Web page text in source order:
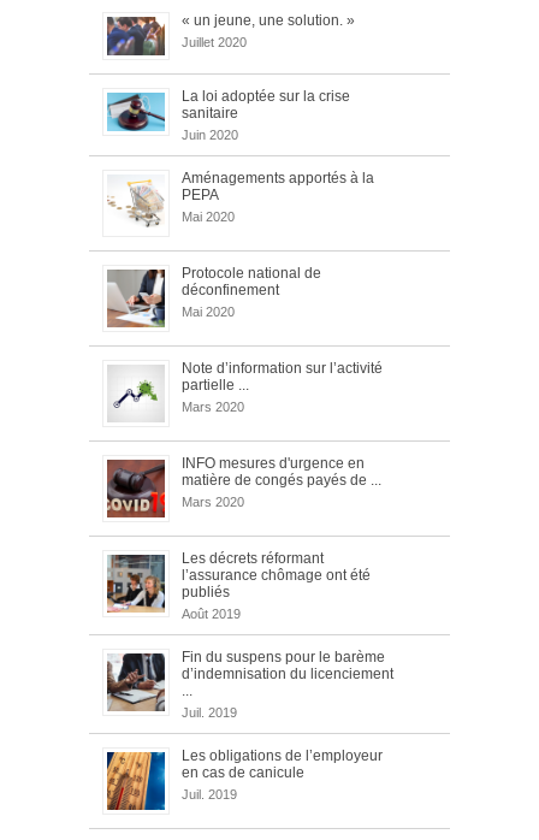
« un jeune, une solution. »
Juillet 2020
La loi adoptée sur la crise
sanitaire
Juin 2020
Aménagements apportés à la
PEPA
Mai 2020
Protocole national de
déconfinement
Mai 2020
Note d’information sur l’activité
partielle ...
Mars 2020
INFO mesures d'urgence en
matière de congés payés de ...
Mars 2020
Les décrets réformant
l’assurance chômage ont été
publiés
Août 2019
Fin du suspens pour le barème
d’indemnisation du licenciement
...
Juil. 2019
Les obligations de l’employeur
en cas de canicule
Juil. 2019